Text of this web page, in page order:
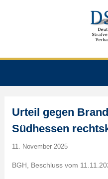
Urteil gegen
Südhessen
11. November 2025
BGH, Beschluss vom